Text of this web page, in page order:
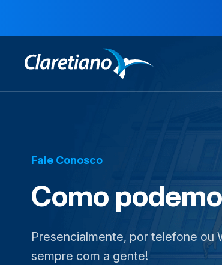
Fale Conosco
Como
Presencialmente, por telefone ou
sempre com a gente!